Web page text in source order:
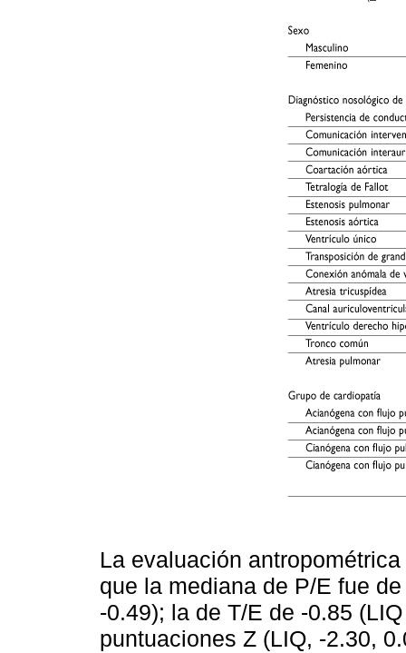
La evaluación
que la mediana de P/E fue
-0.49); la de T/E de -0.85
puntuaciones Z (LIQ, -2.30,